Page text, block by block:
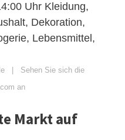
Uhr Kleidung,
Dekoration,
Lebensmittel,
Sehen Sie sich die
an
Markt auf